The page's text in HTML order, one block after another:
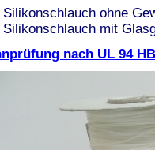
Silikonschlauch ohne
Silikonschlauch mit
nach UL 94